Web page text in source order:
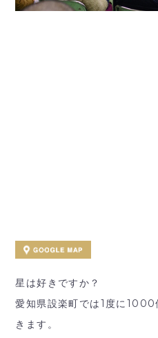
星は好きですか？
愛知県設楽町では1度に
きます。